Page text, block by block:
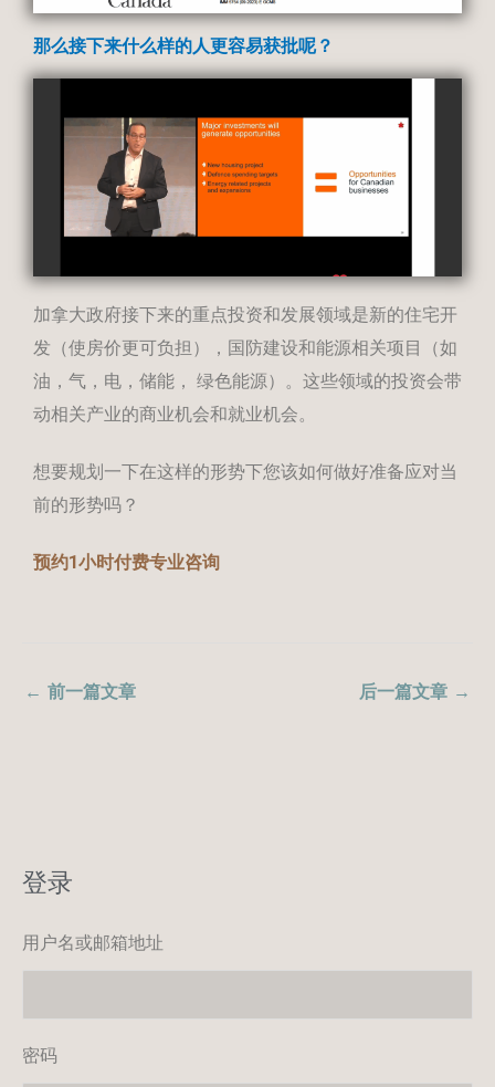
那么接下来什么样的人更容易获批呢？
加拿大政府接下来的重点投资和发展领域是新的住宅开
发（使房价更可负担），国防建设和能源相关项目（如
油，气，电，储能， 绿色能源）。这些领域的投资会带
动相关产业的商业机会和就业机会。
想要规划一下在这样的形势下您该如何做好准备应对当
前的形势吗？
预约1小时付费专业咨询
← 前一篇文章 后一篇文章 →
登录
用户名或邮箱地址
密码